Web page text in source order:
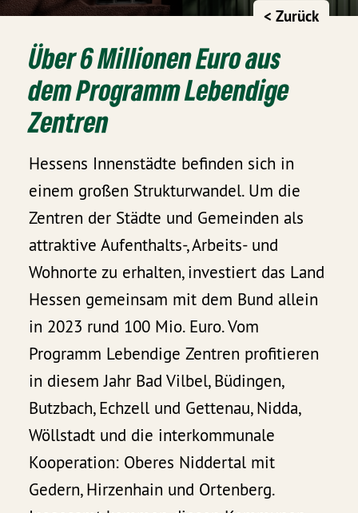
< Zurück
Über 6 Millionen Euro aus
dem Programm Lebendige
Zentren
Hessens Innenstädte befinden sich in
einem großen Strukturwandel. Um die
Zentren der Städte und Gemeinden als
attraktive Aufenthalts-, Arbeits- und
Wohnorte zu erhalten, investiert das Land
Hessen gemeinsam mit dem Bund allein
in 2023 rund 100 Mio. Euro. Vom
Programm Lebendige Zentren profitieren
in diesem Jahr Bad Vilbel, Büdingen,
Butzbach, Echzell und Gettenau, Nidda,
Wöllstadt und die interkommunale
Kooperation: Oberes Niddertal mit
Gedern, Hirzenhain und Ortenberg.